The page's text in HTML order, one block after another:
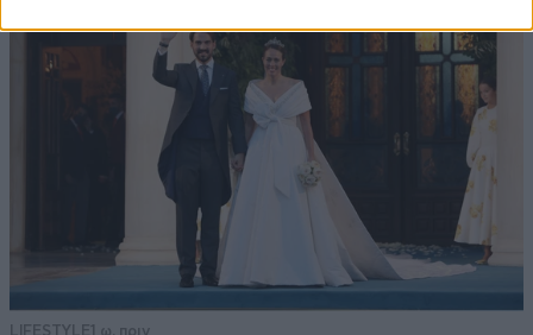
LIFESTYLE1 ω. πριν